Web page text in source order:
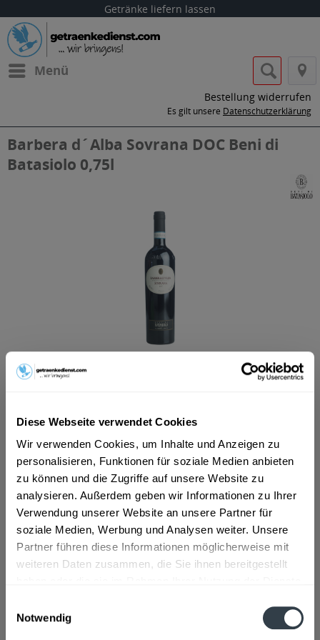
Diese Webseite verwendet Cookies
Wir verwenden Cookies, um Inhalte und Anzeigen zu
personalisieren, Funktionen für soziale Medien anbieten
zu können und die Zugriffe auf unsere Website zu
analysieren. Außerdem geben wir Informationen zu Ihrer
Verwendung unserer Website an unsere Partner für
soziale Medien, Werbung und Analysen weiter. Unsere
Partner führen diese Informationen möglicherweise mit
weiteren Daten zusammen, die Sie ihnen bereitgestellt
Notwendig
Getränke liefern lassen
Menü
Bestellung widerrufen
Es gilt unsere Datenschutzerklärung
Barbera d´Alba Sovrana DOC Beni di
Batasiolo 0,75l
ab 11,99 € *
Vorrätig
In denWarenkorb
Artikel-Nr.:
13763
Verfügbar in:
Beschreibung
mehr